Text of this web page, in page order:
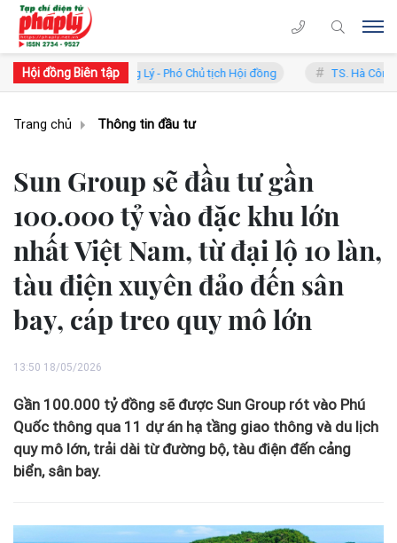
Hội đồng Biên tập
Phan Trung Lý - Phó Chủ tịch Hội đồng TS. Hà Công Anh Bảo -
Trang chủ Thông tin đầu tư
Sun Group sẽ đầu tư gần
100.000 tỷ vào đặc khu lớn
nhất Việt Nam, từ đại lộ 10 làn,
tàu điện xuyên đảo đến sân
bay, cáp treo quy mô lớn
13:50 18/05/2026
Gần 100.000 tỷ đồng sẽ được Sun Group rót vào Phú
Quốc thông qua 11 dự án hạ tầng giao thông và du lịch
quy mô lớn, trải dài từ đường bộ, tàu điện đến cảng
biển, sân bay.